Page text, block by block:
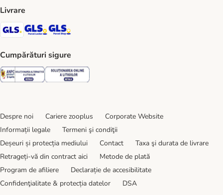
Livrare
GLS Shipping Method
GLS Locker Shipping Method
Cumpărături sigure
Security Security
Despre noi Cariere zooplus
Corporate Website
Informații legale
Termeni şi condiţii
Deșeuri și protecția mediului
Contact
Taxa şi durata de livrare
Retrageți-vă din contract aici
Metode de plată
Program de afiliere
Declarație de accesibilitate
Confidenţialitate & protecția datelor
DSA